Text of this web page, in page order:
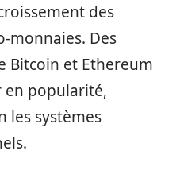
des
monnaies. Des
Bitcoin et Ethereum
popularité,
les systèmes